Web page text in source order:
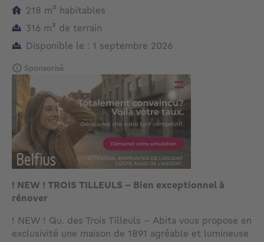
218 m² mètres carrés
habitables
316 m² mètres carrés
de terrain
Disponible le : 1 septembre 2026
Sponsorisé
! NEW ! TROIS TILLEULS - Bien exceptionnel à
rénover
! NEW ! Qu. des Trois Tilleuls - Abita vous propose en
exclusivité une maison de 1891 agréable et lumineuse